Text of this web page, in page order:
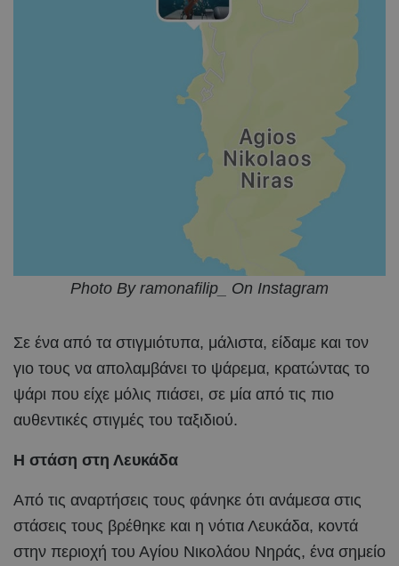
Photo By ramonafilip_ On Instagram
Σε ένα από τα στιγμιότυπα, μάλιστα, είδαμε και τον
γιο τους να απολαμβάνει το ψάρεμα, κρατώντας το
ψάρι που είχε μόλις πιάσει, σε μία από τις πιο
αυθεντικές στιγμές του ταξιδιού.
Η στάση στη Λευκάδα
Από τις αναρτήσεις τους φάνηκε ότι ανάμεσα στις
στάσεις τους βρέθηκε και η νότια Λευκάδα, κοντά
στην περιοχή του Αγίου Νικολάου Νηράς, ένα σημείο